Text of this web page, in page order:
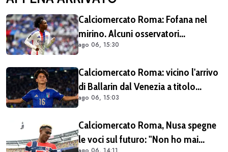
Calciomercato Roma: Fofana nel
mirino. Alcuni osservatori
giallorossi presenti nel match di
ago 06, 15:30
Calciomercato Roma: vicino l'arrivo
di Ballarin dal Venezia a titolo
definitivo
ago 06, 15:03
Calciomercato Roma, Nusa spegne
le voci sul futuro: "Non ho mai